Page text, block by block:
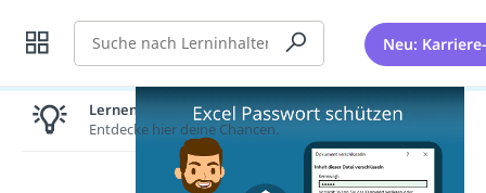
Suche Neu:
Lernen lohnt sich!
Entdecke hier deine Chancen.